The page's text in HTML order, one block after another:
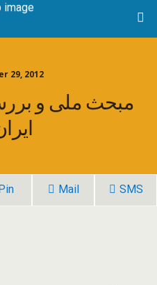
29, 2012
مبحث ملی و
Mail SMS